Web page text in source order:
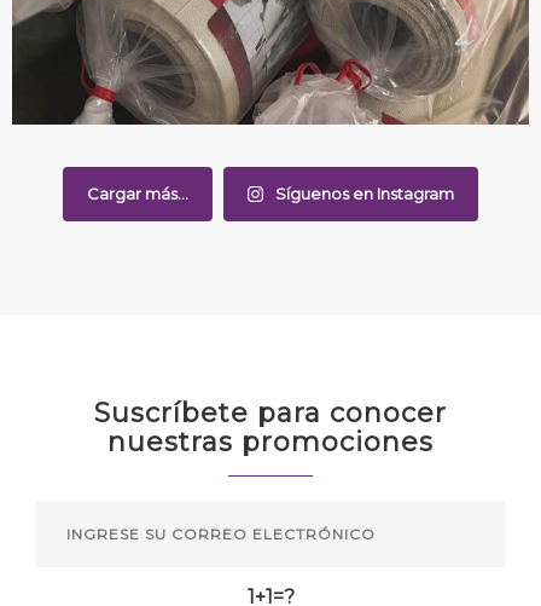
Cargar más... Síguenos en Instagram
Suscríbete para conocer
nuestras promociones
1+1=?